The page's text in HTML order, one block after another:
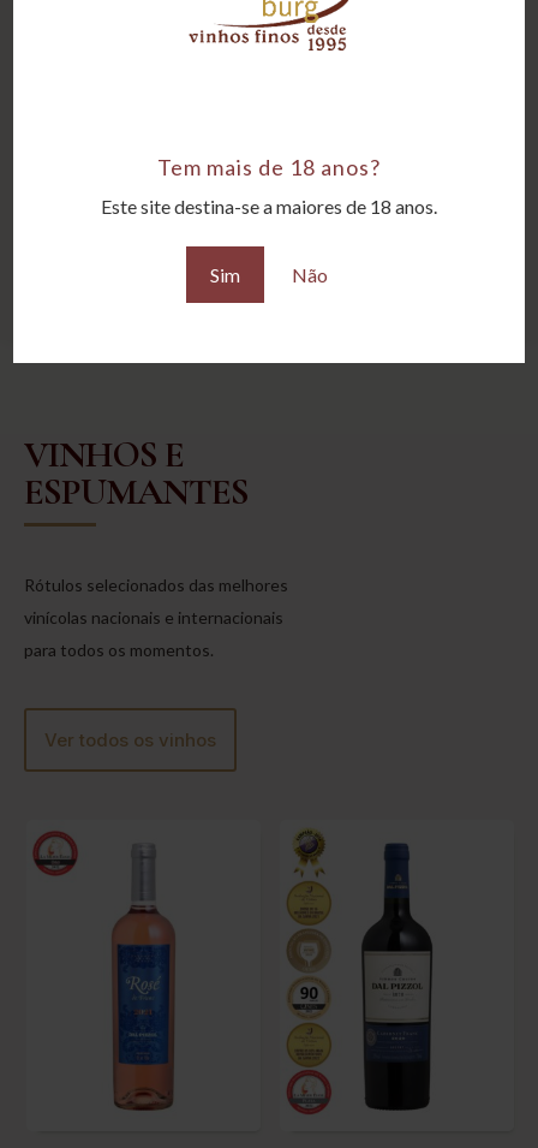
Tem mais de 18 anos?
Este site destina-se a maiores de 18 anos.
Sim Não
VINHOS E
ESPUMANTES
Rótulos selecionados das melhores
vinícolas nacionais e internacionais
para todos os momentos.
Ver todos os vinhos